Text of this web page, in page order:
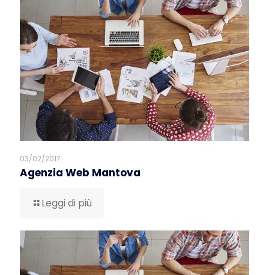
03/02/2017
Agenzia Web Mantova
Leggi di più